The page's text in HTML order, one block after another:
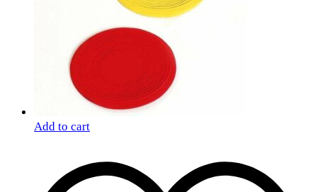
Add to cart